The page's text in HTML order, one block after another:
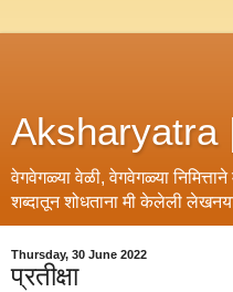
Aksharyatra |
वेगवेगळ्या वेळी, वेगवेगळ्या निमित्ताने
शब्दातून शोधताना मी केलेली
Thursday, 30 June 2022
प्रतीक्षा